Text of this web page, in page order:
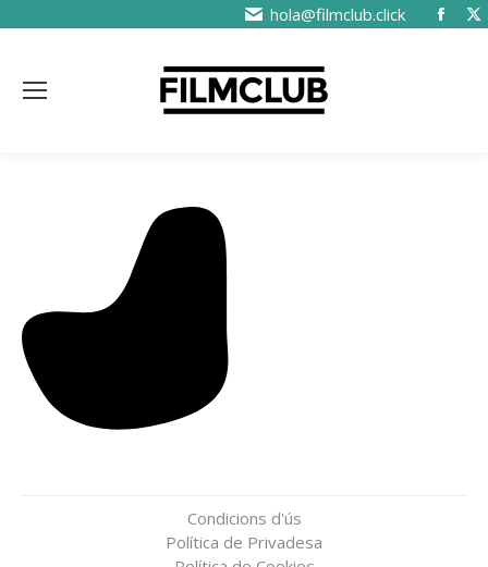
hola@filmclub.click
Condicions d'ús
Política de Privadesa